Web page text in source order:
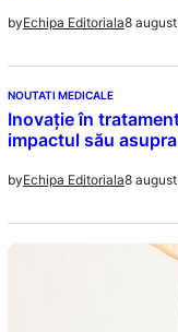
byEchipa Editoriala8
NOUTATI MEDICALE
Inovație în
impactul său
byEchipa Editoriala8